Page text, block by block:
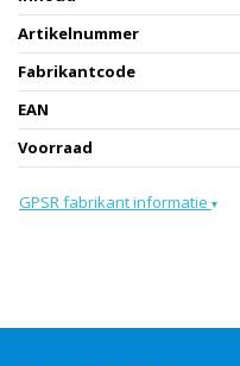
Artikelnummer
Fabrikantcode
EAN
Voorraad
GPSR fabrikant informatie ▾